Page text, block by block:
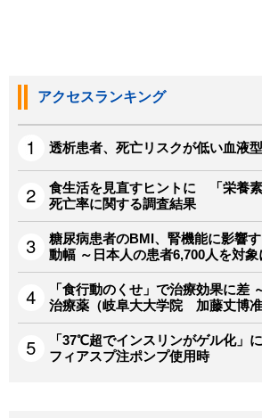
アクセスランキング
透析患者、死亡リスクが低い血液
食生活を見直すヒントに 「栄養
死亡率に関する調査結果
糖尿病患者のBMI、腎機能に影響
動幅 ～日本人の患者6,700人を対象
「食行動のくせ」で治療効果に差
治療薬（岐阜大大学院 加藤丈博
「37℃超でインスリンがゲル化」
フィアスプ注ポンプ使用時